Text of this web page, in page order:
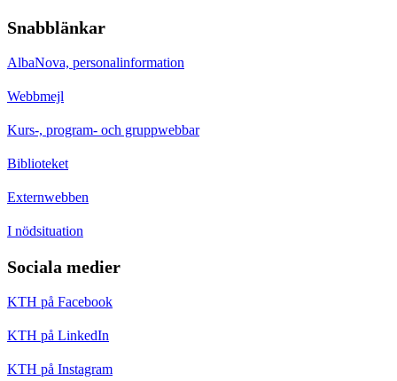
Snabblänkar
AlbaNova, personalinformation
Webbmejl
Kurs-, program- och gruppwebbar
Biblioteket
Externwebben
I nödsituation
Sociala medier
KTH på Facebook
KTH på LinkedIn
KTH på Instagram